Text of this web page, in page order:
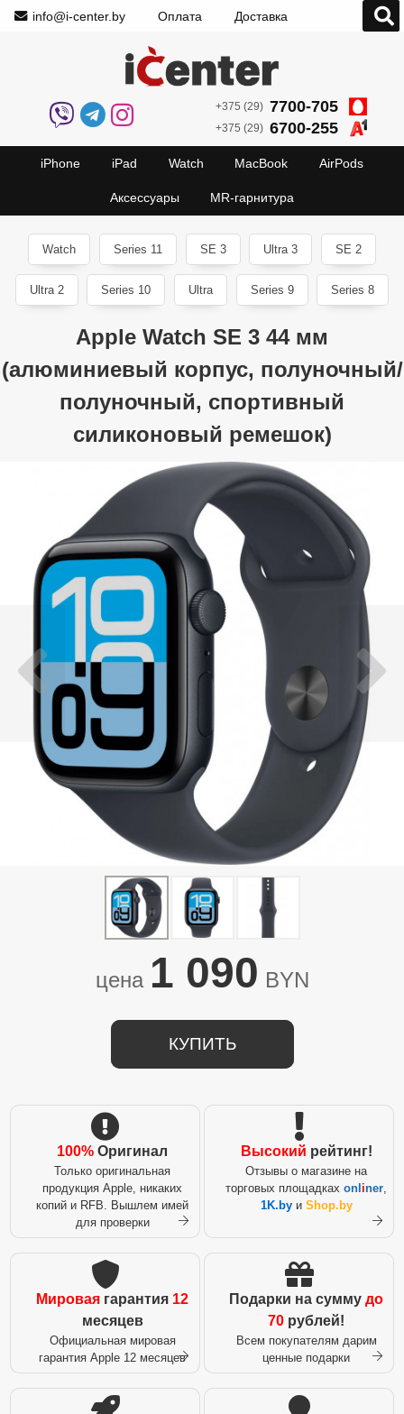
info@i-center.by Оплата Доставка
+375 (29) 7700-705
+375 (29) 6700-255
iPhone iPad Watch MacBook AirPods
Аксессуары MR-гарнитура
Watch Series 11 SE 3 Ultra 3 SE 2
Ultra 2 Series 10 Ultra Series 9 Series 8
Apple Watch SE 3 44 мм
(алюминиевый корпус, полуночный/
полуночный, спортивный
силиконовый ремешок)
цена 1 090 BYN
КУПИТЬ
100% Оригинал
Только оригинальная
продукция Apple, никаких
копий и RFB. Вышлем имей
для проверки
Высокий рейтинг!
Отзывы о магазине на
торговых площадках onliner
1K.byи Shop.by
Мировая гарантия 12
месяцев
Официальная мировая
гарантия Apple 12 месяцев
Подарки на сумму до
70 рублей!
Всем покупателям дарим
ценные подарки